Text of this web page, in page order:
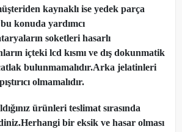
kaynaklı ise yedek parça
konuda yardımcı
soketleri hasarlı
içteki lcd kısmı ve dış dokunmatik
bulunmamalıdır.Arka jelatinleri
olmamalıdır.
ürünleri teslimat sırasında
bir eksik ve hasar olması